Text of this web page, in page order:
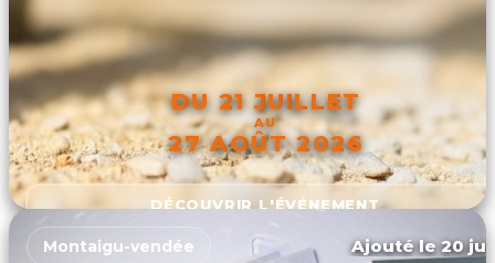
DU 21 JUILLET
AU
27 AOÛT 2026
DÉCOUVRIR L'ÉVÉNEMENT
Montaigu-vendée Ajouté le 20